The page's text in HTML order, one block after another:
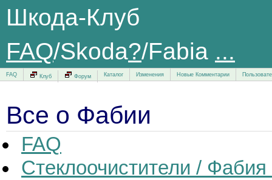
Шкода-
FAQ/Skoda?/Fabia ...
FAQ Клуб Форум Каталог Изменения Новые Комментарии
Все о Фабии
FAQ
Стеклоочистители /